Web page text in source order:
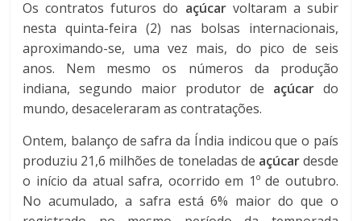
Os contratos futuros do açúcarvoltaram a subir
nesta quinta-feira (2) nas bolsas internacionais,
aproximando-se, uma vez mais, do pico de seis
anos. Nem mesmo os números da produção
indiana, segundo maior produtor de açúcardo
mundo, desaceleraram as contratações.
Ontem, balanço de safra da Índia indicou que o país
produziu 21,6 milhões de toneladas de açúcardesde
o início da atual safra, ocorrido em 1º de outubro.
No acumulado, a safra está 6% maior do que o